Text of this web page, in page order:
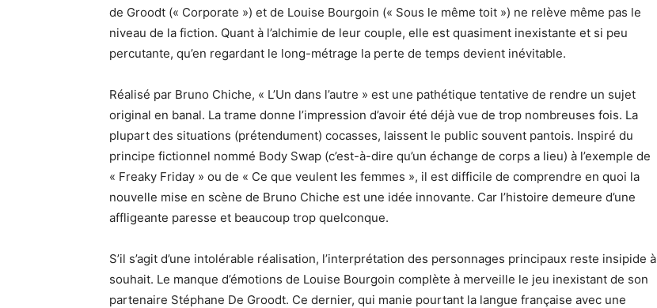
de Groodt (« Corporate ») et de Louise Bourgoin (« Sous le même toit ») ne relève même pas le
niveau de la fiction. Quant à l’alchimie de leur couple, elle est quasiment inexistante et si peu
percutante, qu’en regardant le long-métrage la perte de temps devient inévitable.
Réalisé par Bruno Chiche, « L’Un dans l’autre » est une pathétique tentative de rendre un sujet
original en banal. La trame donne l’impression d’avoir été déjà vue de trop nombreuses fois. La
plupart des situations (prétendument) cocasses, laissent le public souvent pantois. Inspiré du
principe fictionnel nommé Body Swap (c’est-à-dire qu’un échange de corps a lieu) à l’exemple de
« Freaky Friday » ou de « Ce que veulent les femmes », il est difficile de comprendre en quoi la
nouvelle mise en scène de Bruno Chiche est une idée innovante. Car l’histoire demeure d’une
affligeante paresse et beaucoup trop quelconque.
S’il s’agit d’une intolérable réalisation, l’interprétation des personnages principaux reste insipide à
souhait. Le manque d’émotions de Louise Bourgoin complète à merveille le jeu inexistant de son
partenaire Stéphane De Groodt. Ce dernier, qui manie pourtant la langue française avec une